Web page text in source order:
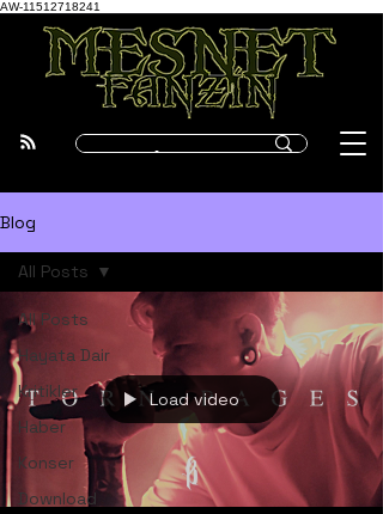
AW-11512718241
Blog
All Posts
Hayata Dair
Kritikler
Haber
Konser
Download
All Posts
Load video